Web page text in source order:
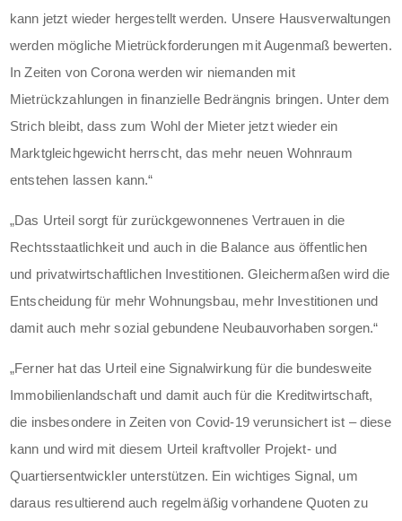
kann jetzt wieder hergestellt werden. Unsere Hausverwaltungen
werden mögliche Mietrückforderungen mit Augenmaß bewerten.
In Zeiten von Corona werden wir niemanden mit
Mietrückzahlungen in finanzielle Bedrängnis bringen. Unter dem
Strich bleibt, dass zum Wohl der Mieter jetzt wieder ein
Marktgleichgewicht herrscht, das mehr neuen Wohnraum
entstehen lassen kann.“
„Das Urteil sorgt für zurückgewonnenes Vertrauen in die
Rechtsstaatlichkeit und auch in die Balance aus öffentlichen
und privatwirtschaftlichen Investitionen. Gleichermaßen wird die
Entscheidung für mehr Wohnungsbau, mehr Investitionen und
damit auch mehr sozial gebundene Neubauvorhaben sorgen.“
„Ferner hat das Urteil eine Signalwirkung für die bundesweite
Immobilienlandschaft und damit auch für die Kreditwirtschaft,
die insbesondere in Zeiten von Covid-19 verunsichert ist – diese
kann und wird mit diesem Urteil kraftvoller Projekt- und
Quartiersentwickler unterstützen. Ein wichtiges Signal, um
daraus resultierend auch regelmäßig vorhandene Quoten zu